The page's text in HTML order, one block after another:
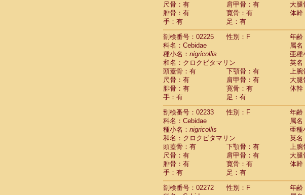
尺骨：有
肩甲骨：有 大腿
腓骨：有
寛骨：有
体幹
手：有
足：有
剖検番号：02225
性別：F
年齢
科名：Cebidae
属名
種小名： nigricollis
亜種
和名：クロクビタマリン
英名
頭蓋骨：有
下顎骨：有 上腕
尺骨：有
肩甲骨：有 大腿
腓骨：有
寛骨：有
体幹
手：有
足：有
剖検番号：02233
性別：F
年齢
科名：Cebidae
属名
種小名： nigricollis
亜種
和名：クロクビタマリン
英名
頭蓋骨：有
下顎骨：有 上腕
尺骨：有
肩甲骨：有 大腿
腓骨：有
寛骨：有
体幹
手：有
足：有
剖検番号：02272
性別：F
年齢